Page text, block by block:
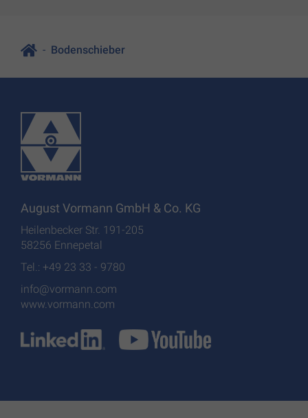
Bodenschieber
August Vormann GmbH & Co. KG
Heilenbecker Str. 191-205
58256 Ennepetal
Tel.: +49 23 33 - 9780
info@vormann.com
www.vormann.com